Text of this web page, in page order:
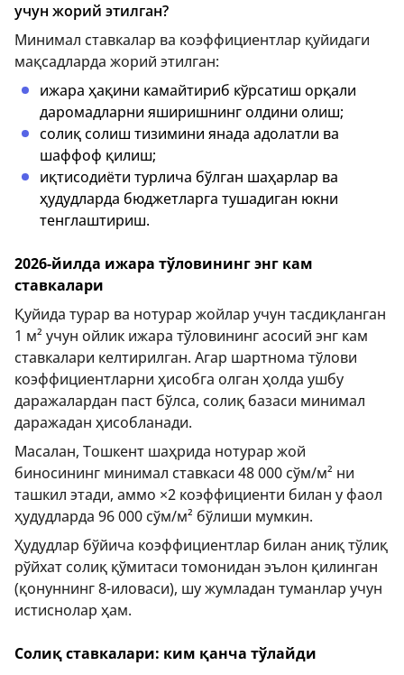
учун жорий этилган?
Минимал ставкалар ва коэффициентлар қуйидаги
мақсадларда жорий этилган:
ижара ҳақини камайтириб кўрсатиш орқали
даромадларни яширишнинг олдини олиш;
солиқ солиш тизимини янада адолатли ва
шаффоф қилиш;
иқтисодиёти турлича бўлган шаҳарлар ва
ҳудудларда бюджетларга тушадиган юкни
тенглаштириш.
2026-йилда ижара тўловининг энг кам
ставкалари
Қуйида турар ва нотурар жойлар учун тасдиқланган
1 м² учун ойлик ижара тўловининг асосий энг кам
ставкалари келтирилган. Агар шартнома тўлови
коэффициентларни ҳисобга олган ҳолда ушбу
даражалардан паст бўлса, солиқ базаси минимал
даражадан ҳисобланади.
Масалан, Тошкент шаҳрида нотурар жой
биносининг минимал ставкаси 48 000 сўм/м² ни
ташкил этади, аммо ×2 коэффициенти билан у фаол
ҳудудларда 96 000 сўм/м² бўлиши мумкин.
Ҳудудлар бўйича коэффициентлар билан аниқ тўлиқ
рўйхат солиқ қўмитаси томонидан эълон қилинган
(қонуннинг 8-иловаси), шу жумладан туманлар учун
истиснолар ҳам.
Солиқ ставкалари: ким қанча тўлайди